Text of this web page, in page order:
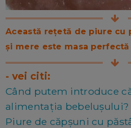
Această rețetă de piure cu
și mere este masa
- vei citi:
Când putem introduce
alimentația bebelușului?
Piure de căpșuni cu